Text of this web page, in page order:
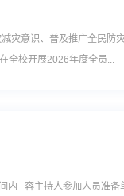
灾意识、普及推广全民防
全校开展2026年度全员...
内 容主持人参加人员准